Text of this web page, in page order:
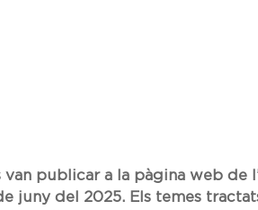
van publicar a la pàgina web de
juny del 2025. Els temes